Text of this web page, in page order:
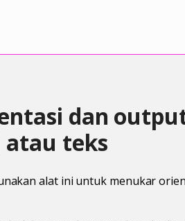
dan
atau teks
alat ini untuk menukar